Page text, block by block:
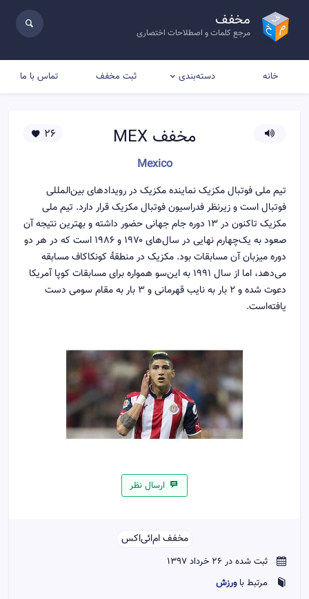
مخفف
مرجع کلمات و اصطلاحات اختصاری
خانه دسته‌بندی ثبت مخفف تماس با ما
مخفف MEX
Mexico
26
تیم ملی فوتبال مکزیک نماینده مکزیک در رویدادهای بین‌المللی
فوتبال است و زیرنظر فدراسیون فوتبال مکزیک قرار دارد. تیم ملی
مکزیک تاکنون در ۱۳ دوره جام جهانی حضور داشته و بهترین نتیجه آن
صعود به یک‌چهارم نهایی در سال‌های ۱۹۷۰ و ۱۹۸۶ است که در هر دو
دوره میزبان آن مسابقات بود. مکزیک در منطقهٔ کونکاکاف مسابقه
می‌دهد، اما از سال ۱۹۹۱ به این‌سو همواره برای مسابقات کوپا آمریکا
دعوت شده و ۲ بار به نایب قهرمانی و ۳ بار به مقام سومی دست
یافته‌است.
ارسال نظر
مخفف ام‌ائی‌اکس‌‌
ثبت شده در 26 خرداد 1397
مرتبط باورزش